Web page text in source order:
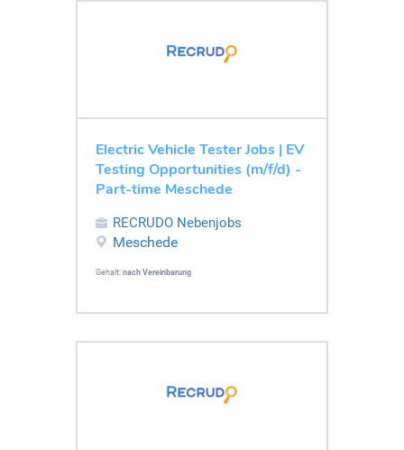
Electric Vehicle Tester Jobs | EV
Testing Opportunities (m/f/d) -
Part-time Meschede
RECRUDO Nebenjobs
Meschede
Gehalt: nach Vereinbarung